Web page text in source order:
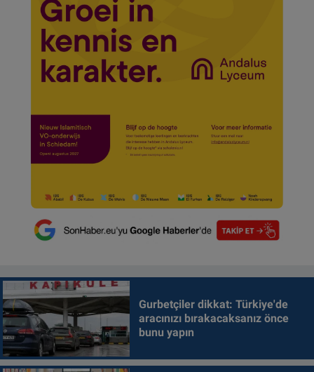
Gurbetçiler dikkat: Türkiye'de
aracınızı bırakacaksanız önce
bunu yapın